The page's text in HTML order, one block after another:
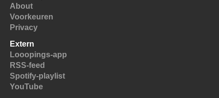
About
Voorkeuren
Privacy
Extern
Looopings-app
RSS-feed
Spotify-playlist
YouTube